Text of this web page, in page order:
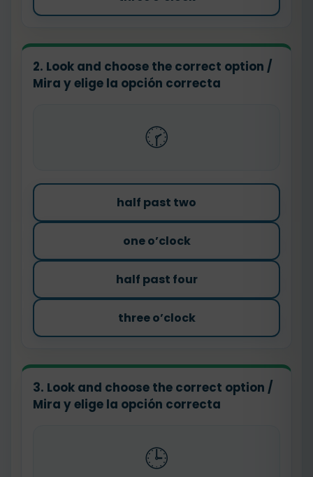
2. Look and choose the correct option /
Mira y elige la opción correcta
🕝
half past two
one o’clock
half past four
three o’clock
3. Look and choose the correct option /
Mira y elige la opción correcta
🕒